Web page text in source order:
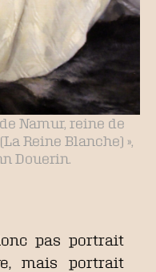
Namur, reine de
Reine Blanche) »,
Douerin.
pas portrait
mais portrait